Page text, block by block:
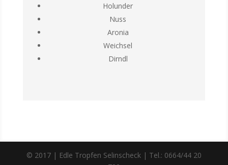
Holunder
Nuss
Aronia
Weichsel
Dirndl
© 2017 | Edle Tropfen Selinscheck | Tel.: 0664/44 20